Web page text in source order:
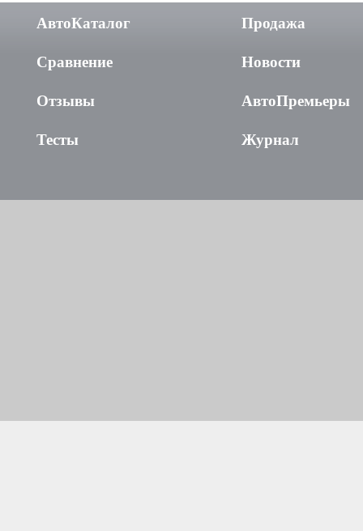
АвтоКаталог
Сравнение
Отзывы
Тесты
Продажа
Новости
АвтоПремьеры
Журнал